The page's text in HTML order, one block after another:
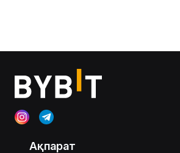
Ақпарат